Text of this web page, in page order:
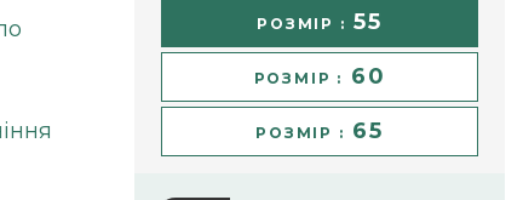
РОЗМІР : 55
РОЗМІР : 60
РОЗМІР : 65